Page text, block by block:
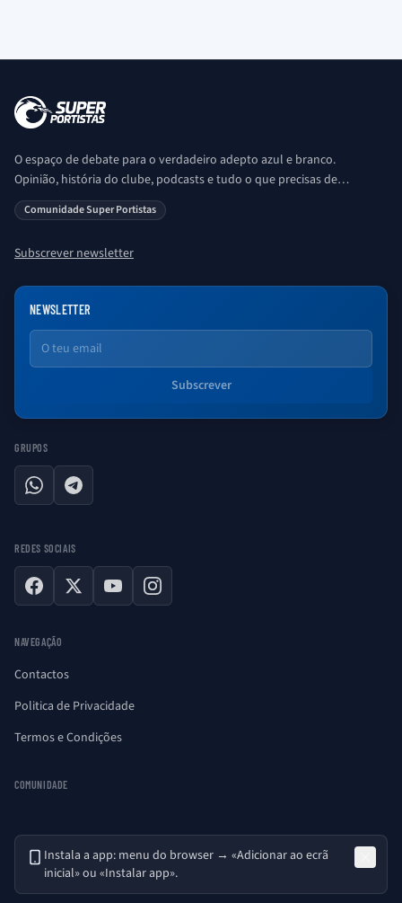
O espaço de debate para o verdadeiro adepto azul e branco.
Opinião, história do clube, podcasts e tudo o que precisas de
saber sobre o universo Porto. Ser Porto é aqui!
Comunidade Super Portistas
Subscrever newsletter
NEWSLETTER
Email
Subscrever
GRUPOS
WhatsAppTelegram
REDES SOCIAIS
Facebook
X YouTubeInstagram
NAVEGAÇÃO
Contactos
Politica de Privacidade
Termos e Condições
COMUNIDADE
Instala a app: menu do browser → «Adicionar ao ecrã
inicial» ou «Instalar app».